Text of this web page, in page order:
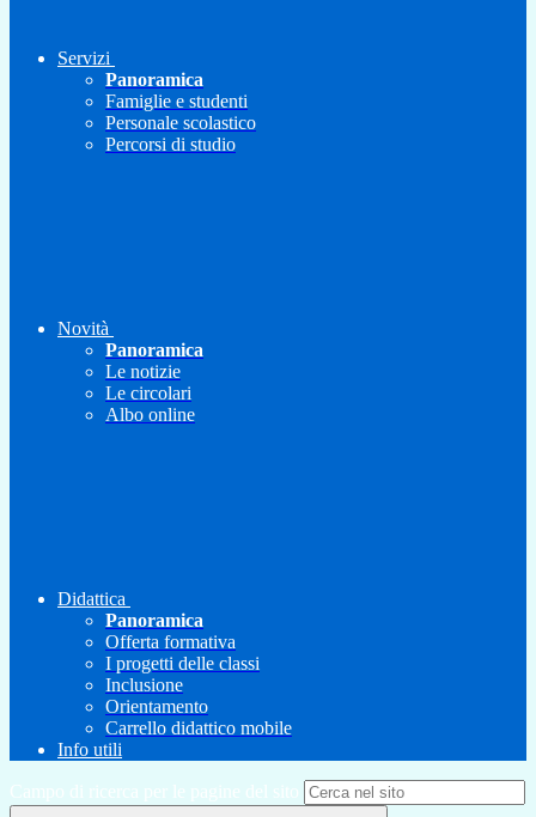
Servizi
Panoramica
Famiglie e studenti
Personale scolastico
Percorsi di studio
Novità
Panoramica
Le notizie
Le circolari
Albo online
Didattica
Panoramica
Offerta formativa
I progetti delle classi
Inclusione
Orientamento
Carrello didattico mobile
Info utili
Campo di ricerca per le pagine del sito